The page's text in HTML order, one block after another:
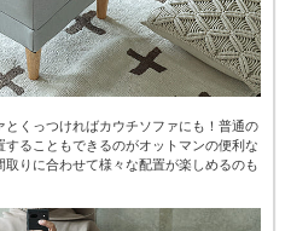
くっつければカウチソファにも！普通の
ることもできるのがオットマンの便利な
りに合わせて様々な配置が楽しめるのも